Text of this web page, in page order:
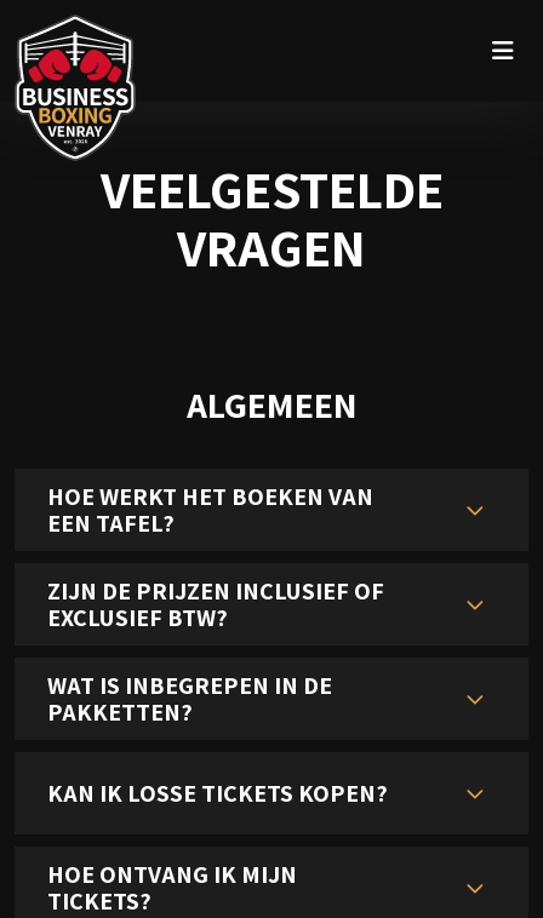
VEELGESTELDE
VRAGEN
ALGEMEEN
HOE WERKT HET BOEKEN VAN
EEN TAFEL?
ZIJN DE PRIJZEN INCLUSIEF OF
EXCLUSIEF BTW?
WAT IS INBEGREPEN IN DE
PAKKETTEN?
KAN IK LOSSE TICKETS KOPEN?
HOE ONTVANG IK MIJN
TICKETS?